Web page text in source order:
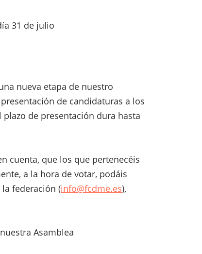
31 de julio
nueva etapa de nuestro
de candidaturas a los
de presentación dura hasta
cuenta, que los que pertenecéis
a la hora de votar, podáis
federación (info@fcdme.es),
Asamblea